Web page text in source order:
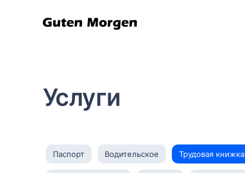
Услуги
Паспорт Водительское Трудовая книжка